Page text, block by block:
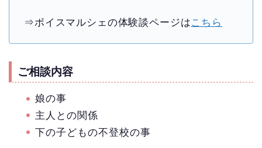
⇒ボイスマルシェの体験談ページはこちら
ご相談内容
娘の事
主人との関係
下の子どもの不登校の事